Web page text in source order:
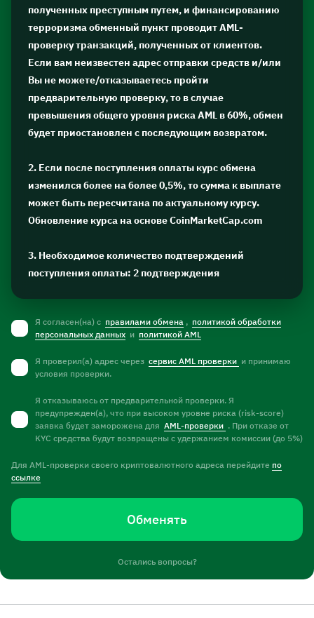
полученных преступным путем, и финансированию
терроризма обменный пункт проводит AML-
проверку транзакций, полученных от клиентов.
Если вам неизвестен адрес отправки средств и/или
Вы не можете/отказываетесь пройти
предварительную проверку, то в случае
превышения общего уровня риска AML в 60%, обмен
будет приостановлен с последующим возвратом.
2. Если после поступления оплаты курс обмена
изменился более на более 0,5%, то сумма к выплате
может быть пересчитана по актуальному курсу.
Обновление курса на основе CoinMarketCap.com
3. Необходимое количество подтверждений
поступления оплаты: 2 подтверждения
Я согласен(на) с правилами обмена , политикой обработки
персональных данных и политикой AML
Я проверил(а) адрес через сервис AML проверки и принимаю
условия проверки.
Я отказываюсь от предварительной проверки. Я
предупрежден(а), что при высоком уровне риска (risk-score)
заявка будет заморожена для AML-проверки . При отказе от
KYC средства будут возвращены с удержанием комиссии (до 5%)
Для AML-проверки своего криптовалютного адреса перейдите по
ссылке
Обменять
Остались вопросы?